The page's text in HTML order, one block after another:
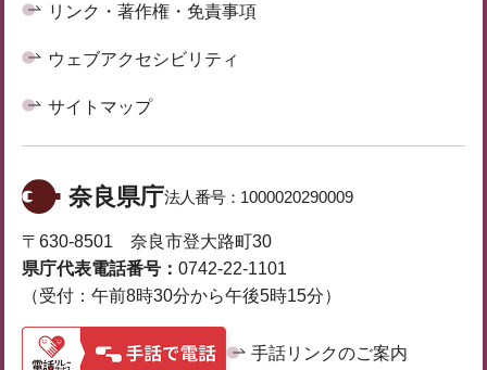
リンク・著作権・免責事項
ウェブアクセシビリティ
サイトマップ
奈良県庁法人番号： 1000020290009
〒630-8501 奈良市登大路町30
県庁代表電話番号： 0742-22-1101
（受付：午前8時30分から午後5時15分）
手話リンクのご案内